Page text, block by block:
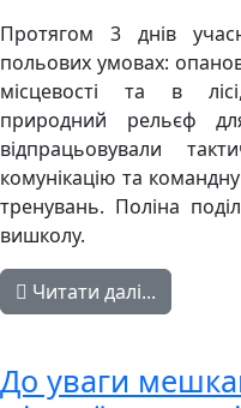
Протягом 3 днів
польових умовах:
місцевості та в
природний рельєф
відпрацьовували
комунікацію та
тренувань. Поліна
вишколу.
Читати далі...
До уваги